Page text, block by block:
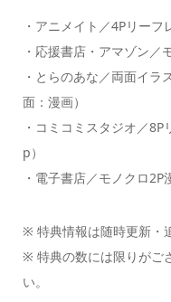
・アニメイト／4Pリーフ
・応援書店・アマゾン／
・とらのあな／両面イラ
面：漫画）
・コミコミスタジオ／
p）
・電子書店／モノクロ2P
※ 特典情報は随時更新・
※ 特典の数には限りがご
い。